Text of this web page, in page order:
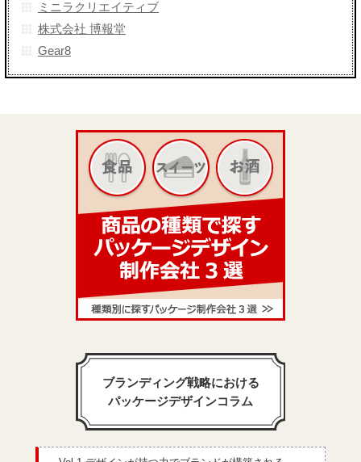
ミニラクリエイティブ
株式会社 博報堂
Gear8
ブランディング戦略における
パッケージデザインコラム